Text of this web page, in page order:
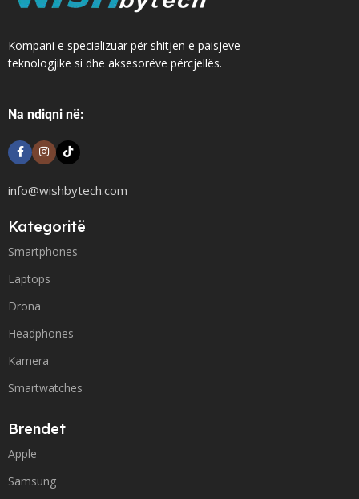
Kompani e specializuar për shitjen e paisjeve
teknologjike si dhe aksesorëve përcjellës.
Na ndiqni në:
info@wishbytech.com
Kategoritë
Smartphones
Laptops
Drona
Headphones
Kamera
Smartwatches
Brendet
Apple
Samsung